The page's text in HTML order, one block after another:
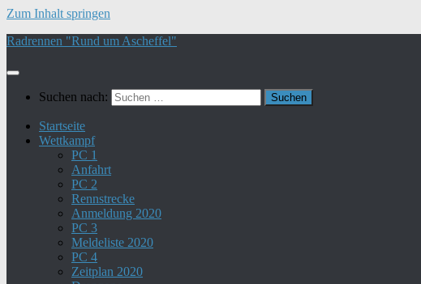
Zum Inhalt springen
Radrennen "Rund um Ascheffel"
Suchen nach:
Startseite
Wettkampf
PC 1
Anfahrt
PC 2
Rennstrecke
Anmeldung 2020
PC 3
Meldeliste 2020
PC 4
Zeitplan 2020